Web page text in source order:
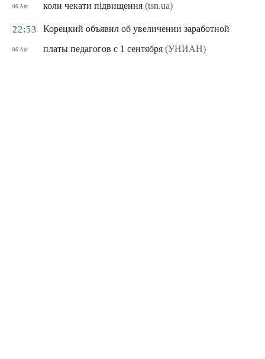
06 Авг
коли чекати підвищення (tsn.ua)
22:53
06 Авг
Корецкий объявил об увеличении заработной
платы педагогов с 1 сентября (УНИАН)